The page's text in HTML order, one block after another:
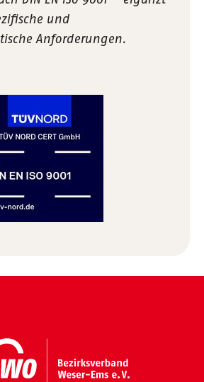
und
Anforderungen.